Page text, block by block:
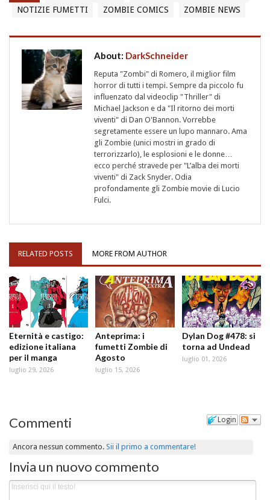
NOTIZIE FUMETTI
ZOMBIE COMICS ZOMBIE NEWS
About: DarkSchneider
Reputa "Zombi" di Romero, il miglior film
horror di tutti i tempi. Sempre da piccolo fu
influenzato dal videoclip "Thriller" di
Michael Jackson e da "Il ritorno dei morti
viventi" di Dan O'Bannon. Vorrebbe
segretamente essere un lupo mannaro. Ama
gli Zombie (unici mostri in grado di
terrorizzarlo), le esplosioni e le donne…
ecco perché stravede per "L’alba dei morti
viventi" di Zack Snyder. Odia
profondamente gli Zombie movie di Lucio
Fulci.
RELATED POSTS MORE FROM AUTHOR
Eternità e castigo:
edizione italiana
per il manga
luglio 29, 2026
Anteprima: i
fumetti Zombie di
Agosto
luglio 15, 2026
Dylan Dog #478: si
torna ad Undead
luglio 01, 2026
Login
Commenti
Ancora nessun commento.Sii il primo a commentare!
Invia un nuovo commento